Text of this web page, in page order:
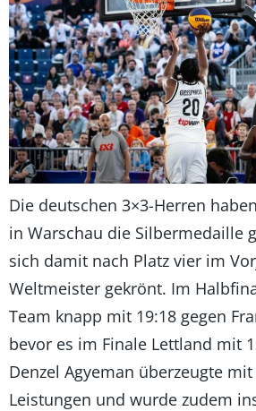
Die deutschen 3×3-Herren
in Warschau die Silbermedaille
sich damit nach Platz vier im
Weltmeister gekrönt. Im
Team knapp mit 19:18 gegen
bevor es im Finale Lettland mit
Denzel Agyeman überzeugte
Leistungen und wurde zudem